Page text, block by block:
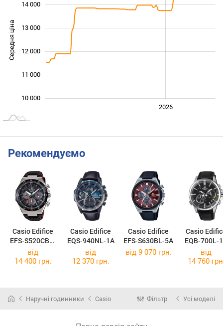
Середня ціна
10 000
11 000
12 000
13 000
14 000
2026
Рекомендуємо
Casio Edifice
EFS-S520CBL-
1A
Casio Edifice
EQS-940NL-1A
Casio Edifice
EFS-S630BL-5A
Casio
EQB-700L-
від
14 400 грн.
від
12 370 грн.
від 9 070 грн.
від
14 760
Наручні годинники Casio Фільтр Усі моделі